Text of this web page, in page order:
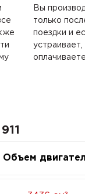
Вы
только
поездки и
устраивает,
Объем